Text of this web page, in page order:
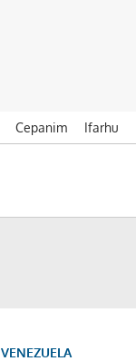
Cepanim Ifarhu
VENEZUELA